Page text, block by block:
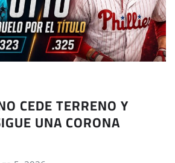
CEDE TERRENO Y
UNA CORONA